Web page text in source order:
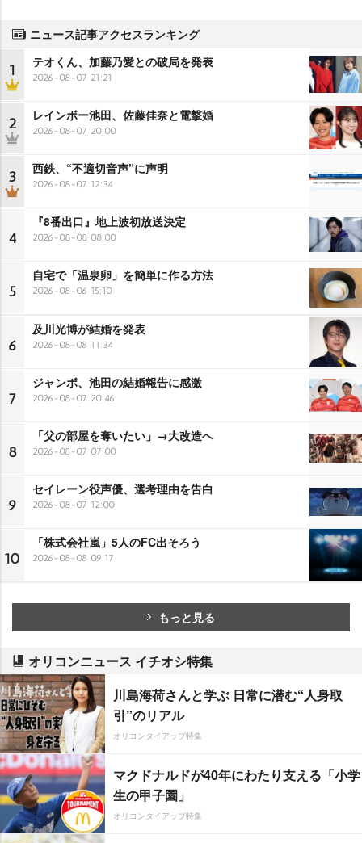
ニュース記事アクセスランキング
1 テオくん、加藤乃愛との破局を発表
2026-08-07 21:21
2 レインボー池田、佐藤佳奈と電撃婚
2026-08-07 20:00
3 西鉄、“不適切音声”に声明
2026-08-07 12:34
4
『8番出口』地上波初放送決定
2026-08-08 08:00
5
自宅で「温泉卵」を簡単に作る方法
2026-08-06 15:10
6
及川光博が結婚を発表
2026-08-08 11:34
7
ジャンボ、池田の結婚報告に感激
2026-08-07 20:46
8
「父の部屋を奪いたい」→大改造へ
2026-08-07 07:00
9
セイレーン役声優、選考理由を告白
2026-08-07 12:00
10
「株式会社嵐」5人のFC出そろう
2026-08-08 09:17
もっと見る
オリコンニュース イチオシ特集
川島海荷さんと学ぶ 日常に潜む“人身取
引”のリアル
オリコンタイアップ特集
マクドナルドが40年にわたり支える「小学
生の甲子園」
オリコンタイアップ特集